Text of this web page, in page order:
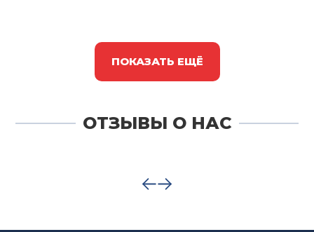
ПОКАЗАТЬ ЕЩЁ
ОТЗЫВЫ О НАС